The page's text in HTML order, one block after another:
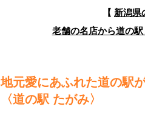
【 新潟県
老舗の名店から道の
地元愛にあふれた道の駅
〈道の駅 たがみ〉